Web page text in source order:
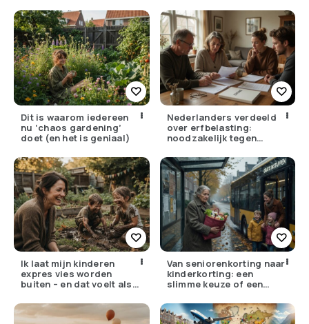
Dit is waarom iedereen
nu ‘chaos gardening’
doet (en het is geniaal)
Nederlanders verdeeld
over erfbelasting:
noodzakelijk tegen
Ik laat mijn kinderen
expres vies worden
buiten – en dat voelt als
Van seniorenkorting naar
kinderkorting: een
slimme keuze of een